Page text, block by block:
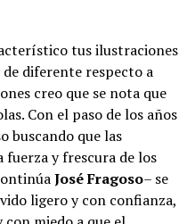
tus ilustraciones
de diferente respecto a
creo que se nota que
Con el paso de los años
buscando que las
y frescura de los
José Fragoso– se
ligero y con confianza,